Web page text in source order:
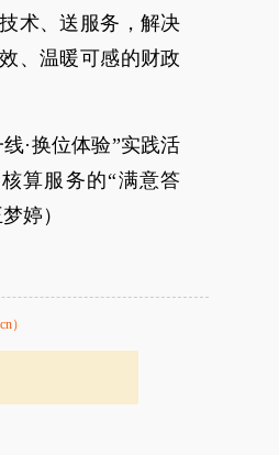
术、送服务，解决
、温暖可感的财政
·换位体验”实践活
算服务的“满意答
婷）
）